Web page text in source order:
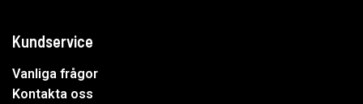
Kundservice
Vanliga frågor
Kontakta oss